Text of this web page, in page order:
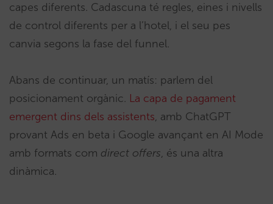
capes diferents. Cadascuna té regles, eines i nivells
de control diferents per a l’hotel, i el seu pes
canvia segons la fase del funnel.
Abans de continuar, un matís: parlem del
posicionament orgànic. La capa de pagament
emergent dins dels assistents, amb ChatGPT
provant Ads en beta i Google avançant en AI Mode
amb formats com direct offers, és una altra
dinàmica.